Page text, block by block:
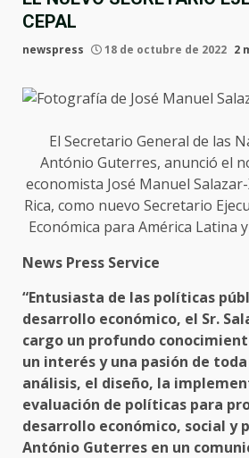
CEPAL
newspress 18 de octubre de 2022 2
El Secretario General de las
António Guterres, anunció el
economista José Manuel
Rica, como nuevo Secretario
Económica para América Latina y
News Press Service
“Entusiasta de las políticas
desarrollo económico, el Sr.
cargo un profundo
un interés y una pasión de
análisis, el diseño, la
evaluación de políticas para
desarrollo económico, social y
António Guterres en un